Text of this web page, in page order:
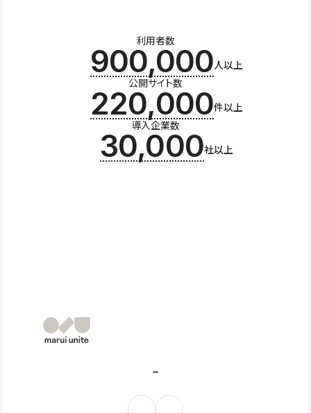
利用者数
900,000人以上
公開サイト数
220,000件以上
導入企業数
30,000社以上